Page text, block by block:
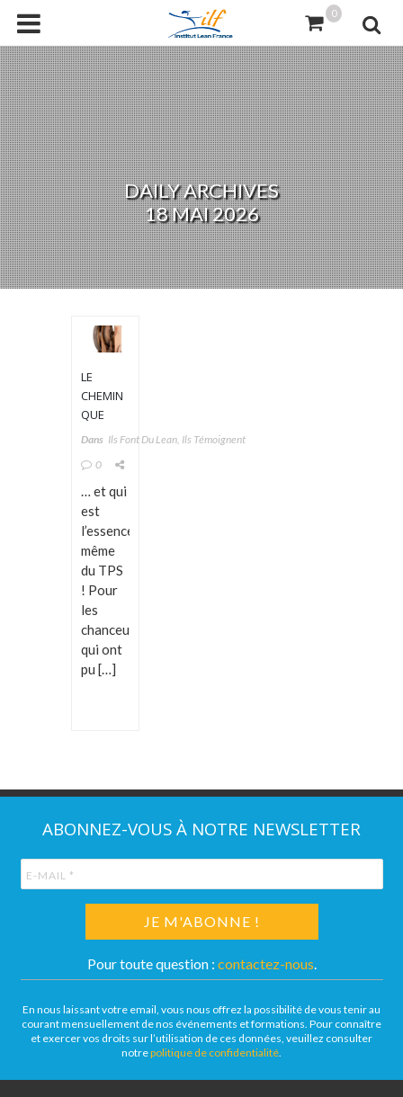
0
DAILY ARCHIVES
18 MAI 2026
LE
CHEMIN
QUE
L’INDUSTRIE
N’OSE
PAS
EMPRUNTER…
Dans Ils Font Du Lean, Ils Témoignent
0
… et qui
est
l’essence
même
du TPS
! Pour
les
chanceux
qui ont
pu […]
ABONNEZ-VOUS À NOTRE NEWSLETTER
Pour toute question : contactez-nous
En nous laissant votre email, vous nous offrez la possibilité de vous tenir au
courant mensuellement de nos événements et formations. Pour connaître
et exercer vos droits sur l’utilisation de ces données, veuillez consulter
notrepolitique de confidentialité